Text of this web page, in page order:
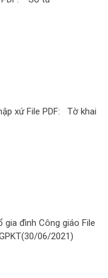
xứ File PDF: Tờ khai
gia đình Công giáo File
06/2021)